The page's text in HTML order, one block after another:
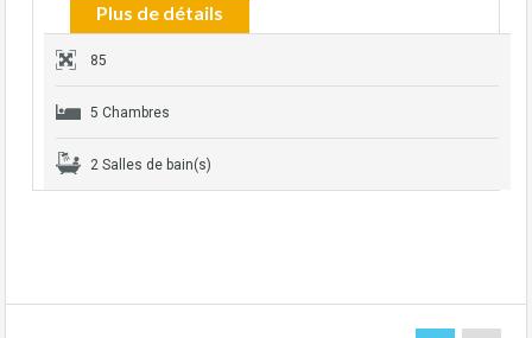
Plus de détails
85
5 Chambres
2 Salles de bain(s)